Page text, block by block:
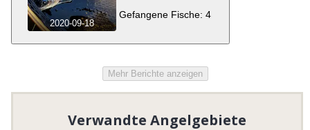
2020-09-18
Gefangene Fische: 4
Mehr Berichte anzeigen
Verwandte Angelgebiete